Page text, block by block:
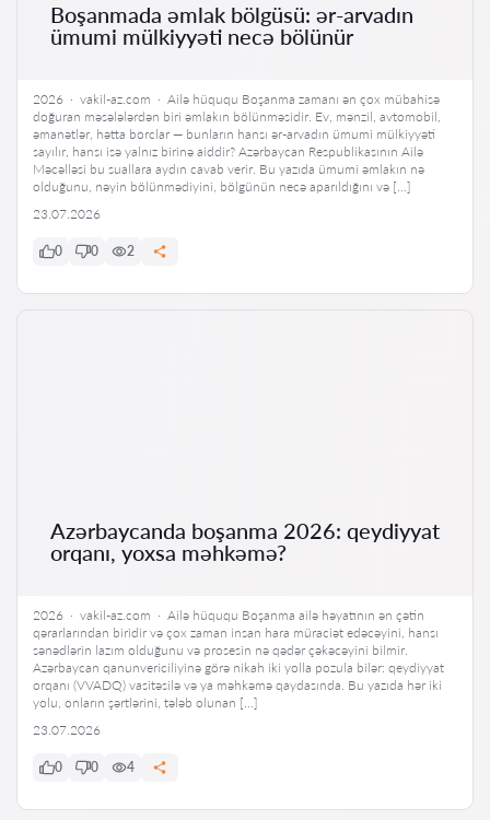
Boşanmada əmlak bölgüsü: ər-arvadın
ümumi mülkiyyəti necə bölünür
2026 · vakil-az.com · Ailə hüququ Boşanma zamanı ən çox mübahisə
doğuran məsələlərdən biri əmlakın bölünməsidir. Ev, mənzil, avtomobil,
əmanətlər, hətta borclar — bunların hansı ər-arvadın ümumi mülkiyyəti
sayılır, hansı isə yalnız birinə aiddir? Azərbaycan Respublikasının Ailə
Məcəlləsi bu suallara aydın cavab verir. Bu yazıda ümumi əmlakın nə
olduğunu, nəyin bölünmədiyini, bölgünün necə aparıldığını və […]
23.07.2026
0 0 2
Azərbaycanda boşanma 2026: qeydiyyat
orqanı, yoxsa məhkəmə?
2026 · vakil-az.com · Ailə hüququ Boşanma ailə həyatının ən çətin
qərarlarından biridir və çox zaman insan hara müraciət edəcəyini, hansı
sənədlərin lazım olduğunu və prosesin nə qədər çəkəcəyini bilmir.
Azərbaycan qanunvericiliyinə görə nikah iki yolla pozula bilər: qeydiyyat
orqanı (VVADQ) vasitəsilə və ya məhkəmə qaydasında. Bu yazıda hər iki
yolu, onların şərtlərini, tələb olunan […]
23.07.2026
0 0 4